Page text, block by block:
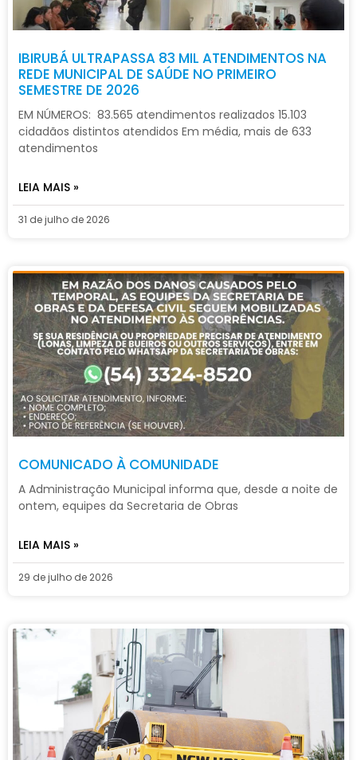
IBIRUBÁ ULTRAPASSA 83 MIL ATENDIMENTOS NA
REDE MUNICIPAL DE SAÚDE NO PRIMEIRO
SEMESTRE DE 2026
EM NÚMEROS: 83.565 atendimentos realizados 15.103
cidadãos distintos atendidos Em média, mais de 633
atendimentos
LEIA MAIS »
31 de julho de 2026
COMUNICADO À COMUNIDADE
A Administração Municipal informa que, desde a noite de
ontem, equipes da Secretaria de Obras
LEIA MAIS »
29 de julho de 2026